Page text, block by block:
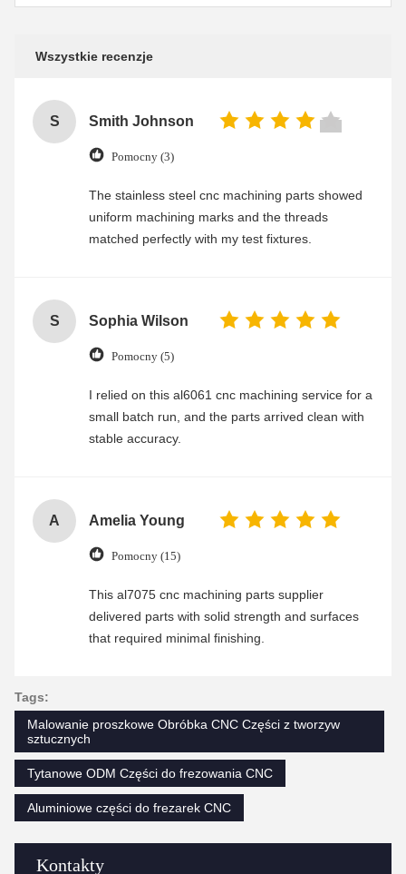
Kontakty
Wszystkie recenzje
S Smith Johnson
Pomocny (3)
The stainless steel cnc machining parts showed
uniform machining marks and the threads
matched perfectly with my test fixtures.
S Sophia Wilson
Pomocny (5)
I relied on this al6061 cnc machining service for a
small batch run, and the parts arrived clean with
stable accuracy.
A Amelia Young
Pomocny (15)
This al7075 cnc machining parts supplier
delivered parts with solid strength and surfaces
that required minimal finishing.
Tags:
Malowanie proszkowe Obróbka CNC Części z tworzyw
sztucznych
Tytanowe ODM Części do frezowania CNC
Aluminiowe części do frezarek CNC